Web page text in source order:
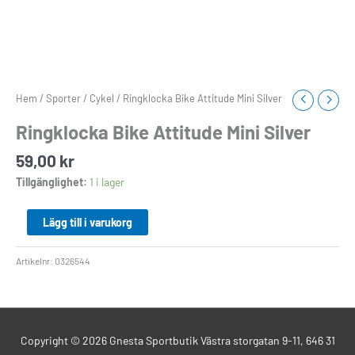
Hem / Sporter/ Cykel / Ringklocka Bike Attitude Mini Silver
Ringklocka Bike Attitude Mini Silver
59,00 kr
Tillgänglighet: 1 i lager
Lägg till i varukorg
Artikelnr: 0326544
Copyright © 2026 Gnesta Sportbutik Västra storgatan 9-11, 646 31